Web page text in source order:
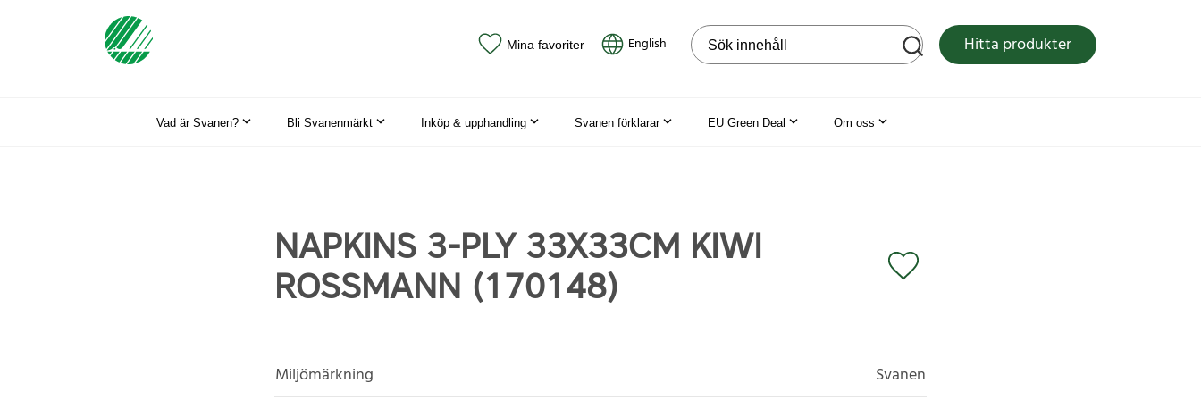
Mina favoriter English Sök på webbplatsen Hitta produkter
Vad är Svanen? Bli Svanenmärkt Inköp & upphandling Svanen förklarar EU Green Deal Om oss
NAPKINS 3-PLY 33X33CM KIWI
ROSSMANN (170148)
Miljömärkning
Svanen